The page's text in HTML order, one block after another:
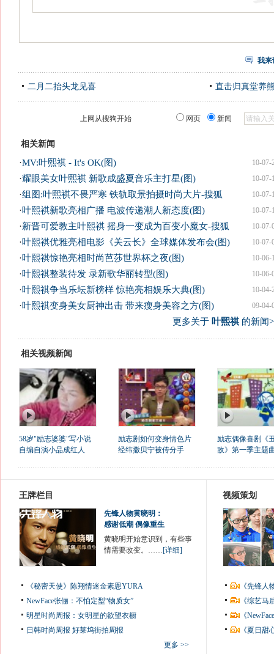
我来
二月二抬头龙见喜 直击归真堂养
上网从搜狗开始 网页 新闻
相关新闻
10-07-
·MV:叶熙祺 - It's OK(图)
10-07-
·耀眼美女叶熙祺 新歌成盛夏音乐主打星(图)
10-07-
·组图:叶熙祺不畏严寒 铁轨取景拍摄时尚大片-搜狐
10-07-
·叶熙祺新歌亮相广播 电波传递潮人新态度(图)
10-07-
·新晋可爱教主叶熙祺 摇身一变成为百变小魔女-搜狐
10-07-
·叶熙祺优雅亮相电影《关云长》全球媒体发布会(图)
10-06-
·叶熙祺惊艳亮相时尚芭莎世界杯之夜(图)
10-06-
·叶熙祺整装待发 录新歌华丽转型(图)
10-04-
·叶熙祺争当乐坛新榜样 惊艳亮相娱乐大典(图)
09-04-
·叶熙祺变身美女厨神出击 带来瘦身美容之方(图)
更多关于 叶熙祺的新闻
相关视频新闻
58岁"励志婆婆"写小说
自编自演小品成红人
励志剧如何变身情色片
经纬撒贝宁被传分手
励志偶像喜剧《
敌》第一季主题
王牌栏目
先锋人物黄晓明：
感谢低潮 偶像重生
黄晓明开始意识到，有些事
情需要改变。……[详细]
《秘密天使》陈翔情迷金素恩YURA
NewFace张俪：不怕定型“物质女”
明星时尚周报：女明星的欲望衣橱
日韩时尚周报 好莱坞街拍周报
更多 >>
视频策划
《先锋
《综艺
《
《夏日